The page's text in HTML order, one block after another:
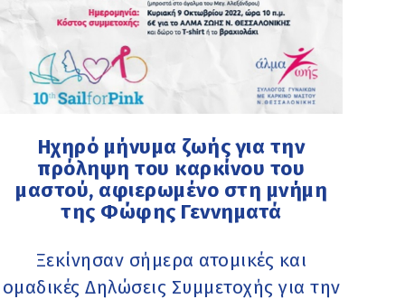
Ηχηρό μήνυμα ζωής για την
πρόληψη του καρκίνου του
μαστού, αφιερωμένο στη μνήμη
της Φώφης Γεννηματά
Ξεκίνησαν σήμερα ατομικές και
ομαδικές Δηλώσεις Συμμετοχής για την